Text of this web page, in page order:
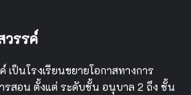
วรรค์
เป็นโรงเรียนขยายโอกาสทางการ
รสอน ตั้งแต่ ระดับชั้น อนุบาล 2 ถึง ชั้น